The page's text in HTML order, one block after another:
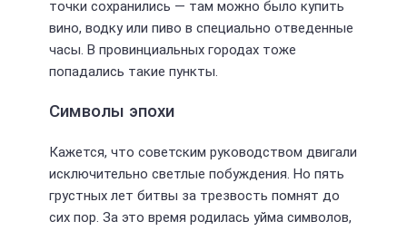
точки сохранились — там можно было купить
вино, водку или пиво в специально отведенные
часы. В провинциальных городах тоже
попадались такие пункты.
Символы эпохи
Кажется, что советским руководством двигали
исключительно светлые побуждения. Но пять
грустных лет битвы за трезвость помнят до
сих пор. За это время родилась уйма символов,